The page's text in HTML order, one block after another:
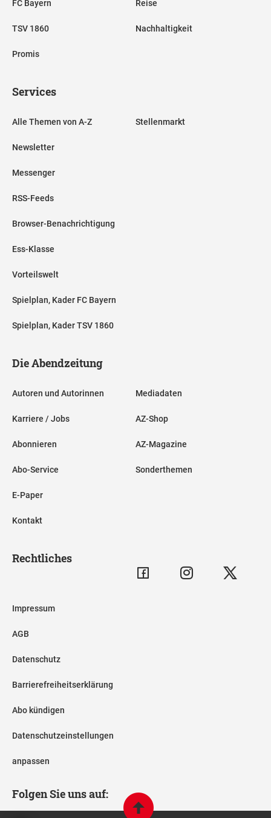
FC Bayern
TSV 1860
Promis
Reise
Nachhaltigkeit
Services
Alle Themen von A-Z
Newsletter
Messenger
RSS-Feeds
Browser-Benachrichtigung
Ess-Klasse
Vorteilswelt
Spielplan, Kader FC Bayern
Spielplan, Kader TSV 1860
Stellenmarkt
Die Abendzeitung
Autoren und Autorinnen
Karriere / Jobs
Abonnieren
Abo-Service
E-Paper
Kontakt
Mediadaten
AZ-Shop
AZ-Magazine
Sonderthemen
Rechtliches
Impressum
AGB
Datenschutz
Barrierefreiheitserklärung
Abo kündigen
Datenschutzeinstellungen
anpassen
Folgen Sie uns auf: